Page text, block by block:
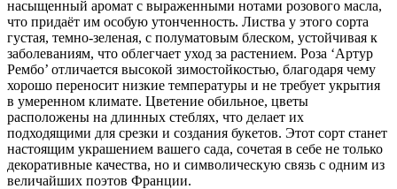
насыщенный аромат с выраженными нотами розового масла,
что придаёт им особую утонченность. Листва у этого сорта
густая, темно-зеленая, с полуматовым блеском, устойчивая к
заболеваниям, что облегчает уход за растением. Роза ‘Артур
Рембо’ отличается высокой зимостойкостью, благодаря чему
хорошо переносит низкие температуры и не требует укрытия
в умеренном климате. Цветение обильное, цветы
расположены на длинных стеблях, что делает их
подходящими для срезки и создания букетов. Этот сорт станет
настоящим украшением вашего сада, сочетая в себе не только
декоративные качества, но и символическую связь с одним из
величайших поэтов Франции.